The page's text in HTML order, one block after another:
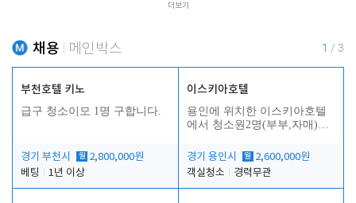
더보기
채용 메인박스 1 / 3
부천호텔 키노
급구 청소이모 1명 구합니다.
경기 부천시 월 2,800,000원
베팅
1년 이상
이스키아호텔
용인에 위치한 이스키아호텔
에서 청소원2명(부부,자매)을
경기 용인시
월 2,600,000원
객실청소
경력무관